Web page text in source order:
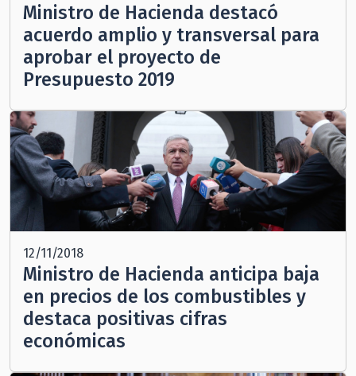
Ministro de Hacienda destacó
acuerdo amplio y transversal para
aprobar el proyecto de
Presupuesto 2019
12/11/2018
Ministro de Hacienda anticipa baja
en precios de los combustibles y
destaca positivas cifras
económicas